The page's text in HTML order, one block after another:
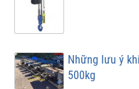
Những lưu ý
500kg